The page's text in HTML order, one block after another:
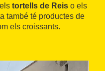
tortells de Reis o els
també té productes de
els croissants.